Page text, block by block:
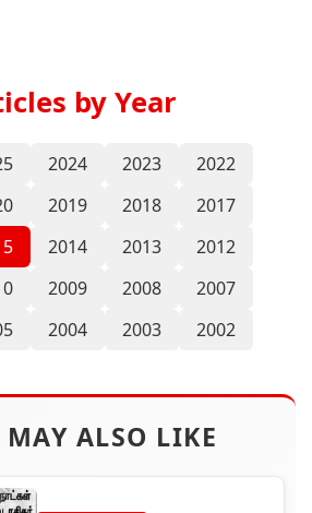
by Year
2024 2023
2022
2019 2018
2017
2014 2013
2012
2009 2008
2007
2004 2003 2002
ALSO LIKE